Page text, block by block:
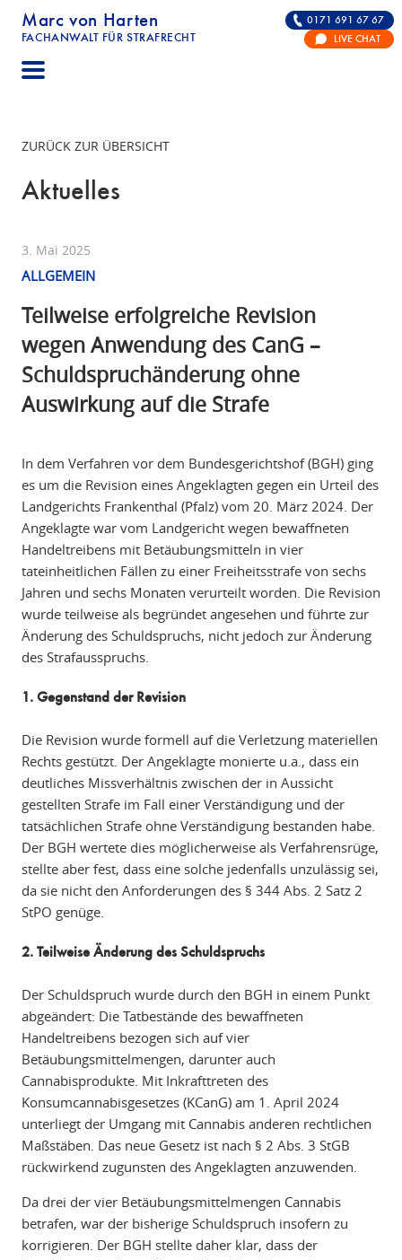
Marc von Harten
FACHANWALT FÜR STRAFRECHT
STRAFRECHT | RECHTSANWALT FÜR DIE
0171 691 67 67
LIVE CHAT
ZURÜCK ZUR ÜBERSICHT
Aktuelles
3. Mai 2025
ALLGEMEIN
Teilweise erfolgreiche Revision
wegen Anwendung des CanG –
Schuldspruchänderung ohne
Auswirkung auf die Strafe
In dem Verfahren vor dem Bundesgerichtshof (BGH) ging
es um die Revision eines Angeklagten gegen ein Urteil des
Landgerichts Frankenthal (Pfalz) vom 20. März 2024. Der
Angeklagte war vom Landgericht wegen bewaffneten
Handeltreibens mit Betäubungsmitteln in vier
tateinheitlichen Fällen zu einer Freiheitsstrafe von sechs
Jahren und sechs Monaten verurteilt worden. Die Revision
wurde teilweise als begründet angesehen und führte zur
Änderung des Schuldspruchs, nicht jedoch zur Änderung
des Strafausspruchs.
1. Gegenstand der Revision
Die Revision wurde formell auf die Verletzung materiellen
Rechts gestützt. Der Angeklagte monierte u.a., dass ein
deutliches Missverhältnis zwischen der in Aussicht
gestellten Strafe im Fall einer Verständigung und der
tatsächlichen Strafe ohne Verständigung bestanden habe.
Der BGH wertete dies möglicherweise als Verfahrensrüge,
stellte aber fest, dass eine solche jedenfalls unzulässig sei,
da sie nicht den Anforderungen des § 344 Abs. 2 Satz 2
StPO genüge.
2. Teilweise Änderung des Schuldspruchs
Der Schuldspruch wurde durch den BGH in einem Punkt
abgeändert: Die Tatbestände des bewaffneten
Handeltreibens bezogen sich auf vier
Betäubungsmittelmengen, darunter auch
Cannabisprodukte. Mit Inkrafttreten des
Konsumcannabisgesetzes (KCanG) am 1. April 2024
unterliegt der Umgang mit Cannabis anderen rechtlichen
Maßstäben. Das neue Gesetz ist nach § 2 Abs. 3 StGB
rückwirkend zugunsten des Angeklagten anzuwenden.
Da drei der vier Betäubungsmittelmengen Cannabis
betrafen, war der bisherige Schuldspruch insofern zu
korrigieren. Der BGH stellte daher klar, dass der